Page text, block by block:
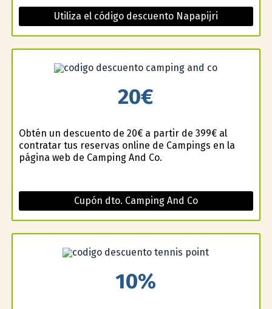
Utiliza el código descuento Napapijri
20€
Obtén un descuento de 20€ a partir de 399€ al
contratar tus reservas online de Campings en la
página web de Camping And Co.
Cupón dto. Camping And Co
10%